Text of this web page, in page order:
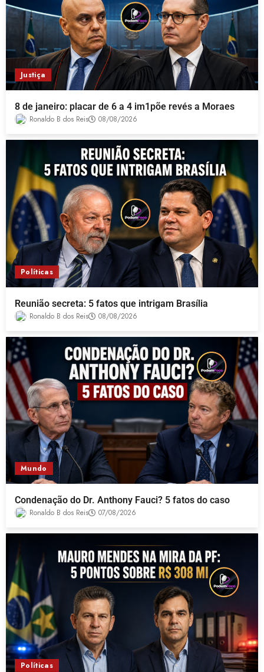
Justiça
8 de janeiro: placar de 6 a 4 im1põe revés a Moraes
Ronaldo B dos Reis 08/08/2026
Políticas
Reunião secreta: 5 fatos que intrigam Brasília
Ronaldo B dos Reis 08/08/2026
Mundo
Condenação do Dr. Anthony Fauci? 5 fatos do caso
Ronaldo B dos Reis 07/08/2026
Políticas